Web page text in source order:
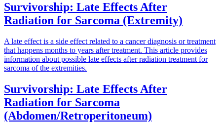
Survivorship: Late Effects After
Radiation for Sarcoma (Extremity)
A late effect is a side effect related to a cancer diagnosis or treatment
that happens months to years after treatment. This article provides
information about possible late effects after radiation treatment for
sarcoma of the extremities.
Survivorship: Late Effects After
Radiation for Sarcoma
(Abdomen/Retroperitoneum)